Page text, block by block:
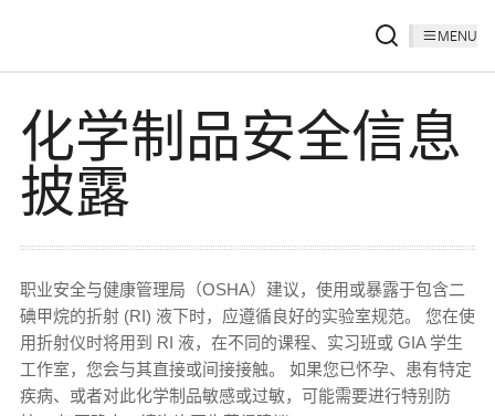
MENU
化学制品安全信息
披露
职业安全与健康管理局（OSHA）建议，使用或暴露于包含二
碘甲烷的折射 (RI) 液下时，应遵循良好的实验室规范。 您在使
用折射仪时将用到 RI 液，在不同的课程、实习班或 GIA 学生
工作室，您会与其直接或间接接触。 如果您已怀孕、患有特定
疾病、或者对此化学制品敏感或过敏，可能需要进行特别防